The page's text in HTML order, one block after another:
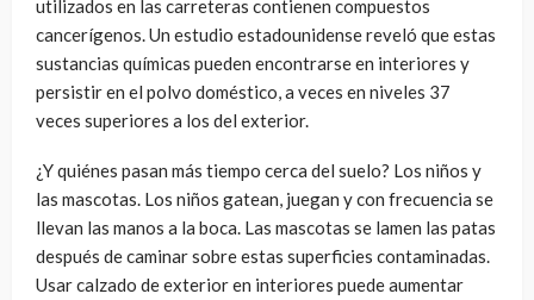
utilizados en las carreteras contienen compuestos
cancerígenos. Un estudio estadounidense reveló que estas
sustancias químicas pueden encontrarse en interiores y
persistir en el polvo doméstico, a veces en niveles 37
veces superiores a los del exterior.
¿Y quiénes pasan más tiempo cerca del suelo? Los niños y
las mascotas. Los niños gatean, juegan y con frecuencia se
llevan las manos a la boca. Las mascotas se lamen las patas
después de caminar sobre estas superficies contaminadas.
Usar calzado de exterior en interiores puede aumentar